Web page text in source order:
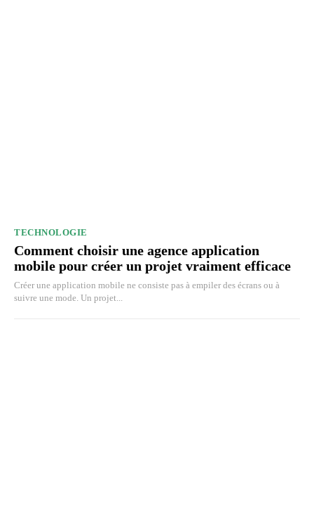
TECHNOLOGIE
Comment choisir une agence application
mobile pour créer un projet vraiment efficace
Créer une application mobile ne consiste pas à empiler des écrans ou à
suivre une mode. Un projet...